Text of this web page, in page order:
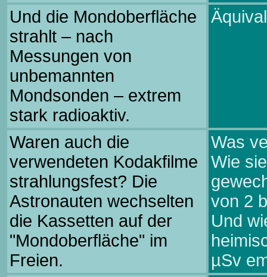
Und die Mondoberfläche
strahlt – nach
Messungen von
unbemannten
Mondsonden – extrem
stark radioaktiv.
Waren auch die
verwendeten Kodakfilme
strahlungsfest? Die
Astronauten wechselten
die Kassetten auf der
"Mondoberfläche" im
Freien.
Was
Wie
von 2
Und
µSv